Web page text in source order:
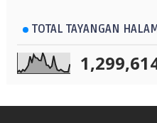
TOTAL TAYANGAN